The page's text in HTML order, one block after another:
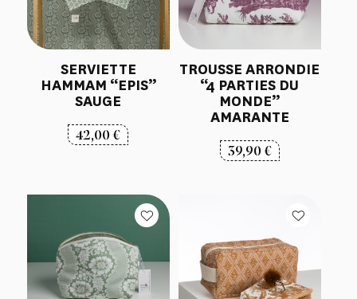
SERVIETTE
HAMMAM “EPIS”
SAUGE
42,00€
TROUSSE ARRONDIE
“4 PARTIES DU
MONDE”
AMARANTE
39,90€